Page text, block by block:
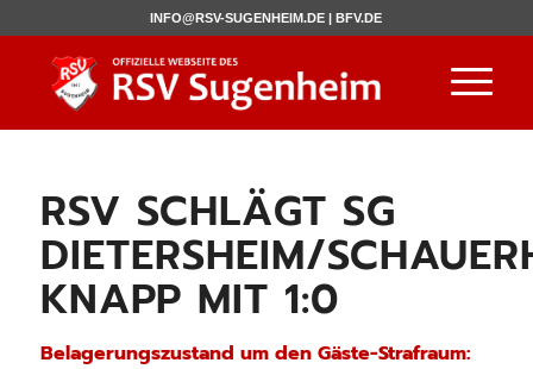
INFO@RSV-SUGENHEIM.DE |BFV.DE
RSV SCHLÄGT SG
DIETERSHEIM/
KNAPP MIT 1:0
Belagerungszustand um den Gäste-Strafraum: